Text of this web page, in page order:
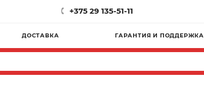
+375 29 135-51-11
ДОСТАВКА ГАРАНТИЯ И ПОДДЕРЖКА